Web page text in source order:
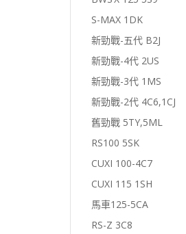
S-MAX 1DK
新勁戰-五代 B2J
新勁戰-4代 2US
新勁戰-3代 1MS
新勁戰-2代 4C6,1CJ
舊勁戰 5TY,5ML
RS100 5SK
CUXI 100-4C7
CUXI 115 1SH
馬車125-5CA
RS-Z 3C8